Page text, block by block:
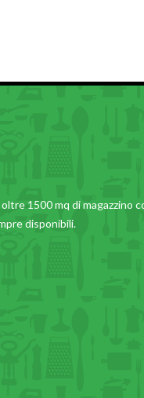
1500 mq di magazzino
disponibili.